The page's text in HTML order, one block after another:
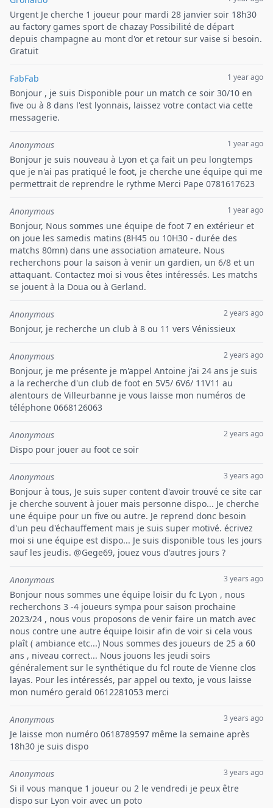
Urgent Je cherche 1 joueur pour mardi 28 janvier soir 18h30
au factory games sport de chazay Possibilité de départ
depuis champagne au mont d'or et retour sur vaise si besoin.
Gratuit
FabFab 1 year ago
Bonjour , je suis Disponible pour un match ce soir 30/10 en
five ou à 8 dans l'est lyonnais, laissez votre contact via cette
messagerie.
Anonymous 1 year ago
Bonjour je suis nouveau à Lyon et ça fait un peu longtemps
que je n'ai pas pratiqué le foot, je cherche une équipe qui me
permettrait de reprendre le rythme Merci Pape 0781617623
Anonymous 1 year ago
Bonjour, Nous sommes une équipe de foot 7 en extérieur et
on joue les samedis matins (8H45 ou 10H30 - durée des
matchs 80mn) dans une association amateure. Nous
recherchons pour la saison à venir un gardien, un 6/8 et un
attaquant. Contactez moi si vous êtes intéressés. Les matchs
se jouent à la Doua ou à Gerland.
Anonymous 2 years ago
Bonjour, je recherche un club à 8 ou 11 vers Vénissieux
Anonymous 2 years ago
Bonjour, je me présente je m'appel Antoine j'ai 24 ans je suis
a la recherche d'un club de foot en 5V5/ 6V6/ 11V11 au
alentours de Villeurbanne je vous laisse mon numéros de
téléphone 0668126063
Anonymous 2 years ago
Dispo pour jouer au foot ce soir
Anonymous 3 years ago
Bonjour à tous, Je suis super content d'avoir trouvé ce site car
je cherche souvent à jouer mais personne dispo... Je cherche
une équipe pour un five ou autre. Je reprend donc besoin
d'un peu d'échauffement mais je suis super motivé. écrivez
moi si une équipe est dispo... Je suis disponible tous les jours
sauf les jeudis. @Gege69, jouez vous d'autres jours ?
Anonymous 3 years ago
Bonjour nous sommes une équipe loisir du fc Lyon , nous
recherchons 3 -4 joueurs sympa pour saison prochaine
2023/24 , nous vous proposons de venir faire un match avec
nous contre une autre équipe loisir afin de voir si cela vous
plaît ( ambiance etc...) Nous sommes des joueurs de 25 a 60
ans , niveau correct... Nous jouons les jeudi soirs
généralement sur le synthétique du fcl route de Vienne clos
layas. Pour les intéressés, par appel ou texto, je vous laisse
mon numéro gerald 0612281053 merci
Anonymous 3 years ago
Je laisse mon numéro 0618789597 même la semaine après
18h30 je suis dispo
Anonymous 3 years ago
Si il vous manque 1 joueur ou 2 le vendredi je peux être
dispo sur Lyon voir avec un poto